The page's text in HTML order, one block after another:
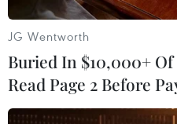
JG Wentworth
Buried In $10,000+
Read Page 2 Before